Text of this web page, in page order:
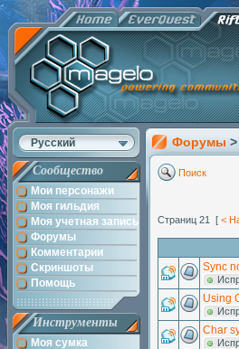
Русский
Сообщество
Мои персонажи
Моя гильдия
Моя учетная запись
Форумы
Комментарии
Скриншоты
Помощь
Инструменты
Моя сумка
Форумы >
Поиск
Страниц 21 [ <
Sync
Using
Char